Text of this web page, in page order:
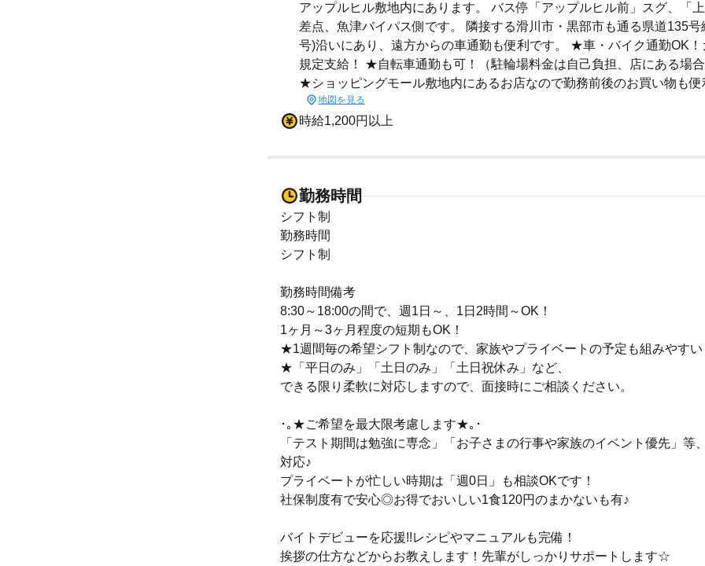
アップルヒル敷地内にあります。 バス停「アップルヒル前」スグ、「
差点、魚津バイパス側です。 隣接する滑川市・黒部市も通る県道135号
号)沿いにあり、遠方からの車通勤も便利です。 ★車・バイク通勤OK！
規定支給！ ★自転車通勤も可！（駐輪場料金は自己負担、店にある場合
★ショッピングモール敷地内にあるお店なので勤務前後のお買い物も便
地図を見る
時給1,200円以上
勤務時間
シフト制
勤務時間
シフト制
勤務時間備考
8:30～18:00の間で、週1日～、1日2時間～OK！
1ヶ月～3ヶ月程度の短期もOK！
★1週間毎の希望シフト制なので、家族やプライベートの予定も組みやすい
★「平日のみ」「土日のみ」「土日祝休み」など、
できる限り柔軟に対応しますので、面接時にご相談ください。
･｡★ご希望を最大限考慮します★｡･
「テスト期間は勉強に専念」「お子さまの行事や家族のイベント優先」等
対応♪
プライベートが忙しい時期は「週0日」も相談OKです！
社保制度有で安心◎お得でおいしい1食120円のまかないも有♪
バイトデビューを応援!!レシピやマニュアルも完備！
挨拶の仕方などからお教えします！先輩がしっかりサポートします☆